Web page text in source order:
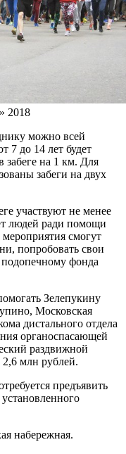
2018
можно всей
7 до 14 лет будет
забеге на 1 км. Для
забеги на двух
участвуют не менее
людей ради помощи
смогут
попробовать свои
фонда
Зелепукину
Московская
дистального отдела
органоспасающей
раздвижной
2,6 млн рублей.
предъявить
набережная.